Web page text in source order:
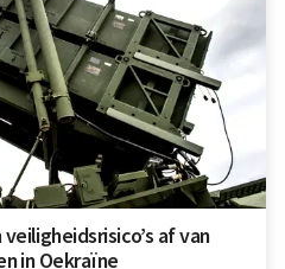
af van
in Oekraïne